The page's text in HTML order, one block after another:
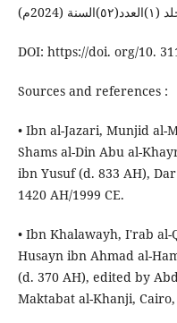
DOI: https://doi. org/10.
Sources and references :
• Ibn al-Jazari, Munjid
Shams al-Din Abu al-
ibn Yusuf (d. 833 AH),
1420 AH/1999 CE.
• Ibn Khalawayh, I'rab al-
Husayn ibn Ahmad al-
(d. 370 AH), edited by
Maktabat al-Khanji, Cairo,